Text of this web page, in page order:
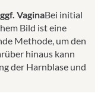
VaginaBei initial
Bild ist eine
Methode, um den
hinaus kann
der Harnblase und